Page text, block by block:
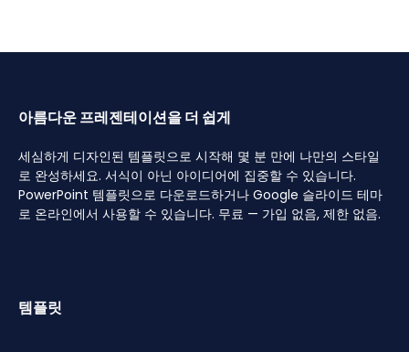
아름다운 프레젠테이션을 더 쉽게
세심하게 디자인된 템플릿으로 시작해 몇 분 만에 나만의 스타일
로 완성하세요. 서식이 아닌 아이디어에 집중할 수 있습니다.
PowerPoint 템플릿으로 다운로드하거나 Google 슬라이드 테마
로 온라인에서 사용할 수 있습니다. 무료 — 가입 없음, 제한 없음.
템플릿